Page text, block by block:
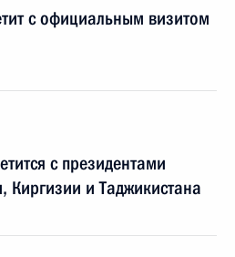
с официальным визитом
с президентами
Киргизии и Таджикистана